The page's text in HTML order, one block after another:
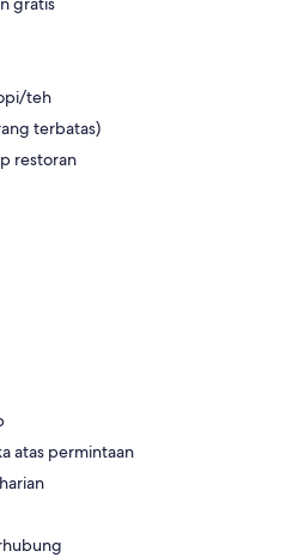
teh
terbatas)
restoran
atas permintaan